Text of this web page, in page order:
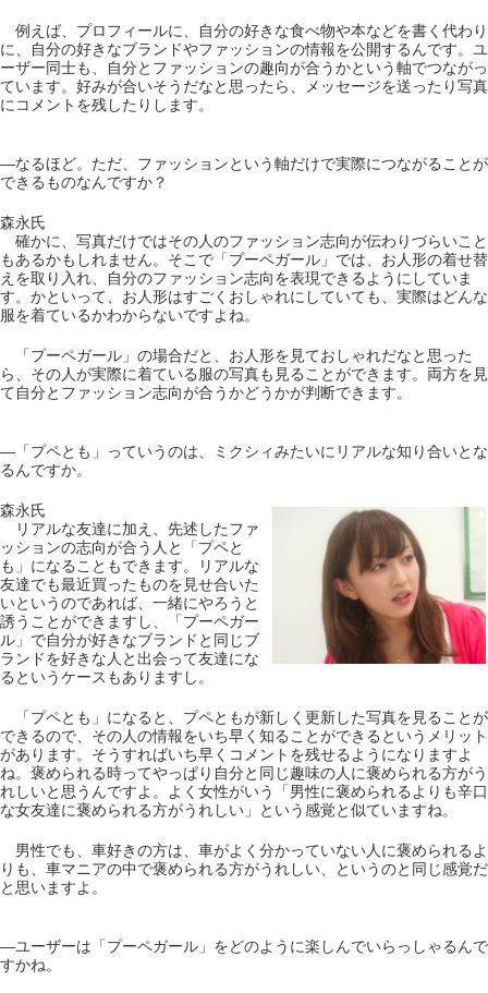
例えば、プロフィールに、自分の好きな食べ物や本などを書く代わり
に、自分の好きなブランドやファッションの情報を公開するんです。ユ
ーザー同士も、自分とファッションの趣向が合うかという軸でつながっ
ています。好みが合いそうだなと思ったら、メッセージを送ったり写真
にコメントを残したりします。
―なるほど。ただ、ファッションという軸だけで実際につながることが
できるものなんですか？
森永氏
確かに、写真だけではその人のファッション志向が伝わりづらいこと
もあるかもしれません。そこで「プーペガール」では、お人形の着せ替
えを取り入れ、自分のファッション志向を表現できるようにしていま
す。かといって、お人形はすごくおしゃれにしていても、実際はどんな
服を着ているかわからないですよね。
「プーペガール」の場合だと、お人形を見ておしゃれだなと思った
ら、その人が実際に着ている服の写真も見ることができます。両方を見
て自分とファッション志向が合うかどうかが判断できます。
―「プペとも」っていうのは、ミクシィみたいにリアルな知り合いとな
るんですか。
森永氏
リアルな友達に加え、先述したファ
ッションの志向が合う人と「プペと
も」になることもできます。リアルな
友達でも最近買ったものを見せ合いた
いというのであれば、一緒にやろうと
誘うことができますし、「プーペガー
ル」で自分が好きなブランドと同じブ
ランドを好きな人と出会って友達にな
るというケースもありますし。
「プペとも」になると、プペともが新しく更新した写真を見ることが
できるので、その人の情報をいち早く知ることができるというメリット
があります。そうすればいち早くコメントを残せるようになりますよ
ね。褒められる時ってやっぱり自分と同じ趣味の人に褒められる方がう
れしいと思うんですよ。よく女性がいう「男性に褒められるよりも辛口
な女友達に褒められる方がうれしい」という感覚と似ていますね。
男性でも、車好きの方は、車がよく分かっていない人に褒められるよ
りも、車マニアの中で褒められる方がうれしい、というのと同じ感覚だ
と思いますよ。
―ユーザーは「プーペガール」をどのように楽しんでいらっしゃるんで
すかね。